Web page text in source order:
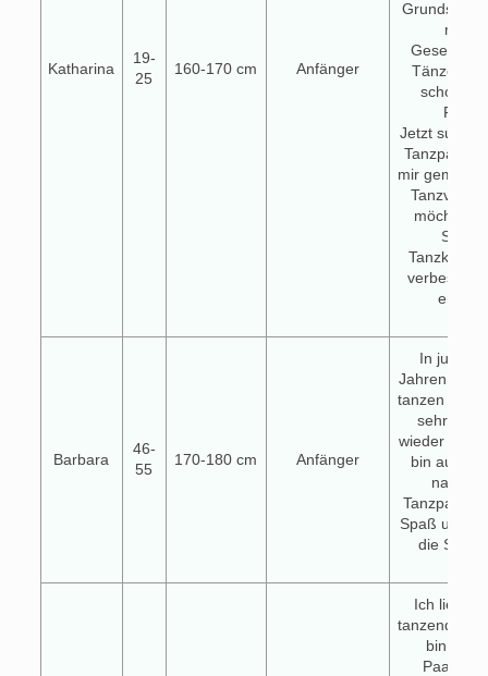
Katharina
19-
25
160-170 cm Anfänger
Tänzen
schon
Jetzt suche
mir
möchte –
Spaß
Barbara
46-
55
170-180 cm Anfänger
In
Jahren war
tanzen und
sehr gern
wieder
bin auf
nach
Spaß und
die
Ich liebe
tanzend zu
bin